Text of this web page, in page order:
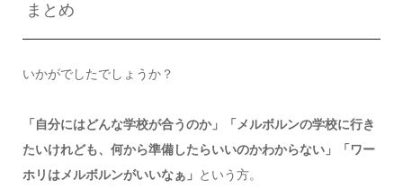
まとめ
いかがでしたでしょうか？
「自分にはどんな学校が合うのか」「メルボルンの学校に行き
たいけれども、何から準備したらいいのかわからない」「ワー
ホリはメルボルンがいいなぁ」 という方。